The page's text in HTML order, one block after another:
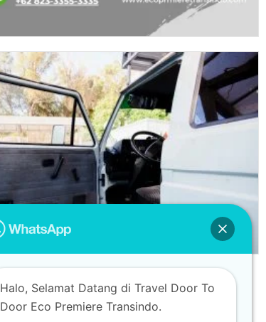
Halo, Selamat Datang di Travel Door To
Door Eco Premiere Transindo.